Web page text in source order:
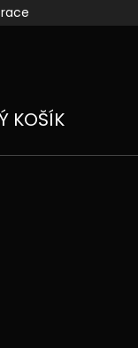
KOŠÍK